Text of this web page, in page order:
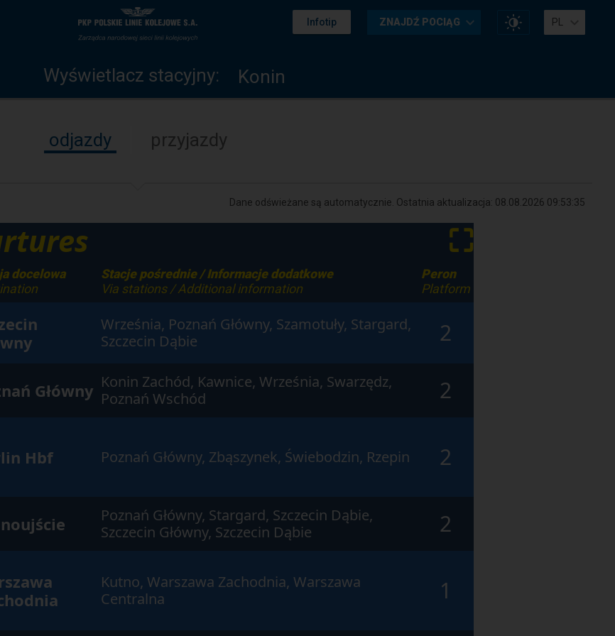
Infotip ZNAJDŹ POCIĄG
Zmień
kontrast
PL
Wyświetlacz
stacyjny
Strona
główna
Wyświetlacz stacyjny: Konin
odjazdy przyjazdy
Dane odświeżane są automatycznie. Ostatnia aktualizacja: 08.08.2026 09:53:35
⛶
docelowa
Stacje pośrednie / Informacje dodatkowe
Via stations / Additional information
Peron
Platform
Września, Poznań Główny, Szamotuły, Stargard,
Szczecin Dąbie
2
Główny Konin Zachód, Kawnice, Września, Swarzędz,
Poznań Wschód
2
Hbf Poznań Główny, Zbąszynek, Świebodzin, Rzepin 2
Poznań Główny, Stargard, Szczecin Dąbie,
Szczecin Główny, Szczecin Dąbie
2
Kutno, Warszawa Zachodnia, Warszawa
Centralna
1